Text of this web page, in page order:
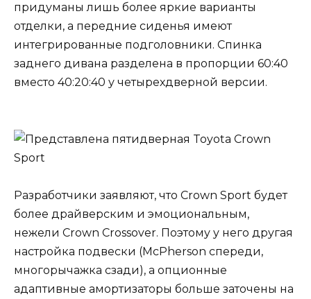
придуманы лишь более яркие варианты
отделки, а передние сиденья имеют
интегрированные подголовники. Спинка
заднего дивана разделена в пропорции 60:40
вместо 40:20:40 у четырехдверной версии.
Разработчики заявляют, что Crown Sport будет
более драйверским и эмоциональным,
нежели Crown Crossover. Поэтому у него другая
настройка подвески (McPherson спереди,
многорычажка сзади), а опционные
адаптивные амортизаторы больше заточены на